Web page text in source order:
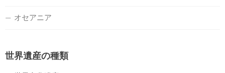
オセアニア
世界遺産の種類